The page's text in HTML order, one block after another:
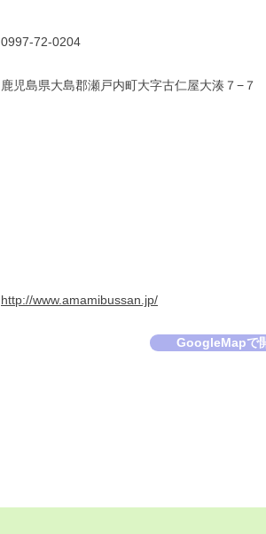
0997-72-0204
鹿児島県大島郡瀬戸内町大字古仁屋大湊７−７
http://www.amamibussan.jp/
GoogleMapで